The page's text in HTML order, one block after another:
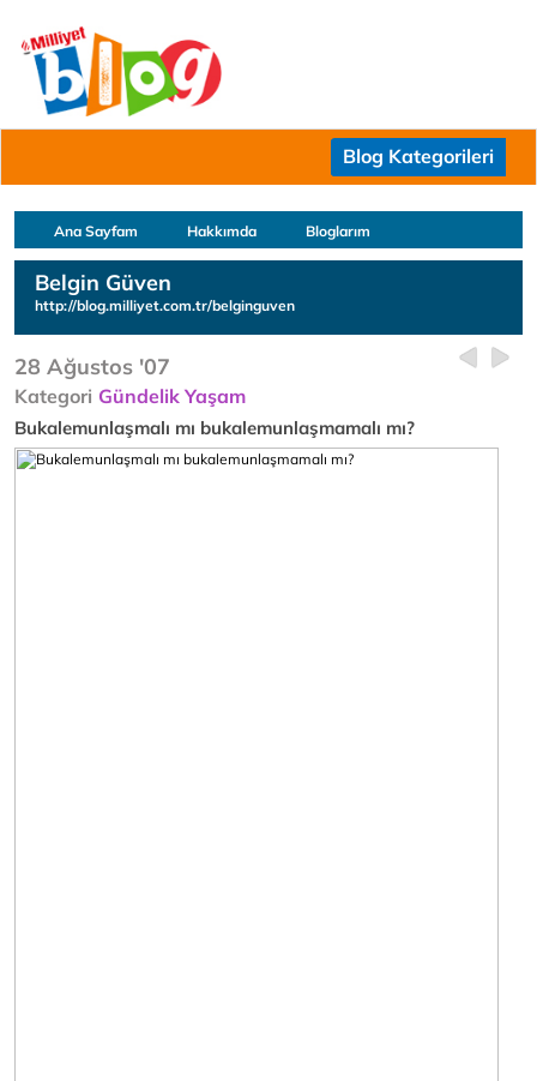
Blog Kategorileri
Ana Sayfam Hakkımda Bloglarım
Belgin Güven
http://blog.milliyet.com.tr/belginguven
28 Ağustos '07
Kategori Gündelik Yaşam
Bukalemunlaşmalı mı bukalemunlaşmamalı mı?